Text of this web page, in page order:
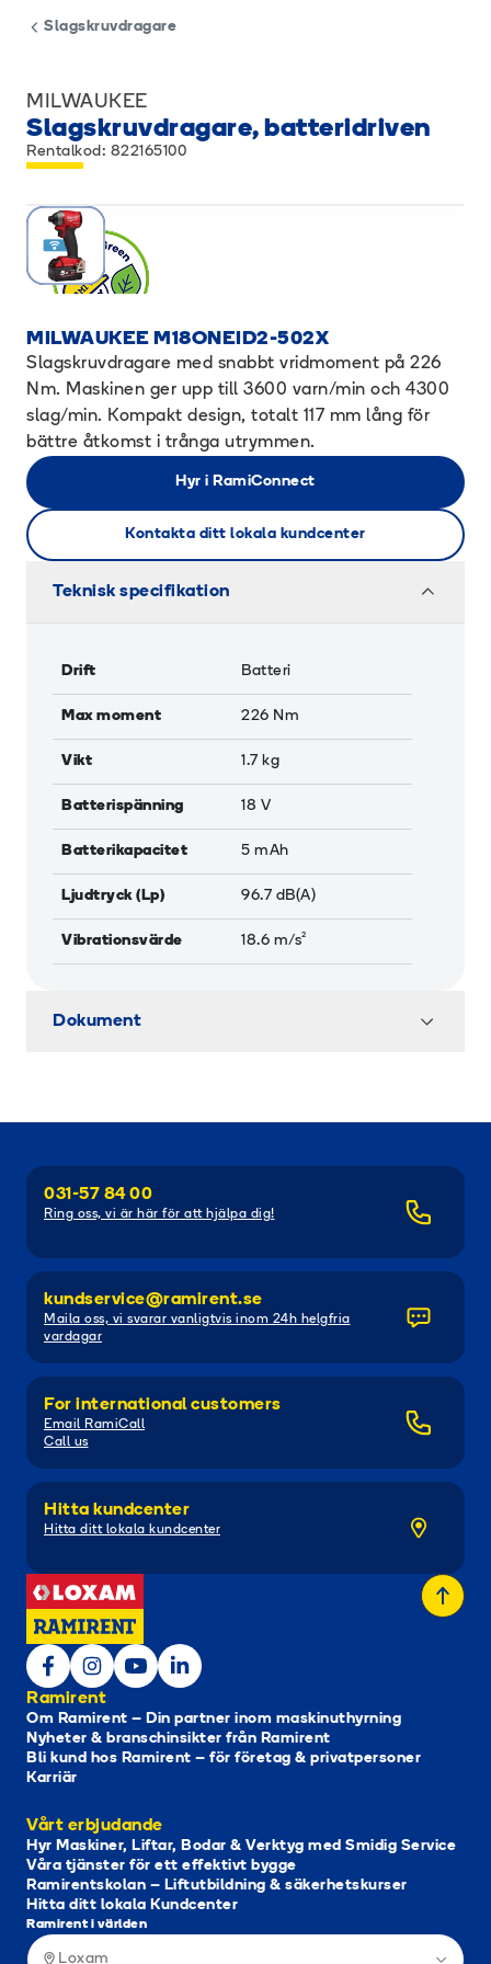
Slagskruvdragare
MILWAUKEE
Slagskruvdragare, batteridriven
Rentalkod: 822165100
MILWAUKEE M18ONEID2-502X
Slagskruvdragare med snabbt vridmoment på 226
Nm. Maskinen ger upp till 3600 varn/min och 4300
slag/min. Kompakt design, totalt 117 mm lång för
bättre åtkomst i trånga utrymmen.
Hyr i RamiConnect
Kontakta ditt lokala kundcenter
Teknisk specifikation
Drift Batteri
Max moment 226 Nm
Vikt 1.7 kg
Batterispänning 18 V
Batterikapacitet 5 mAh
Ljudtryck (Lp) 96.7 dB(A)
Vibrationsvärde 18.6 m/s²
Dokument
031-57 84 00
Ring oss, vi är här för att hjälpa dig!
kundservice@ramirent.se
Maila oss, vi svarar vanligtvis inom 24h helgfria
vardagar
For international customers
Email RamiCall
Call us
Hitta kundcenter
Hitta ditt lokala kundcenter
Ramirent
Om Ramirent – Din partner inom maskinuthyrning
Nyheter & branschinsikter från Ramirent
Bli kund hos Ramirent – för företag & privatpersoner
Karriär
Vårt erbjudande
Hyr Maskiner, Liftar, Bodar & Verktyg med Smidig Service
Våra tjänster för ett effektivt bygge
Ramirentskolan – Liftutbildning & säkerhetskurser
Hitta ditt lokala Kundcenter
Ramirent i världen
Loxam